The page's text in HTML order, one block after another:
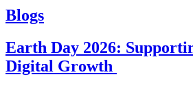
Blogs
Earth Day 2026:
Digital Growth